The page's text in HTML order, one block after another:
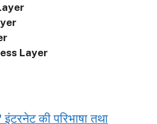
Layer
की परिभाषा तथा